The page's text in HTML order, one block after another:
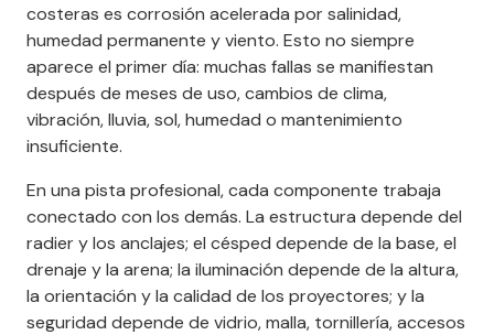
costeras es corrosión acelerada por salinidad,
humedad permanente y viento. Esto no siempre
aparece el primer día: muchas fallas se manifiestan
después de meses de uso, cambios de clima,
vibración, lluvia, sol, humedad o mantenimiento
insuficiente.
En una pista profesional, cada componente trabaja
conectado con los demás. La estructura depende del
radier y los anclajes; el césped depende de la base, el
drenaje y la arena; la iluminación depende de la altura,
la orientación y la calidad de los proyectores; y la
seguridad depende de vidrio, malla, tornillería, accesos